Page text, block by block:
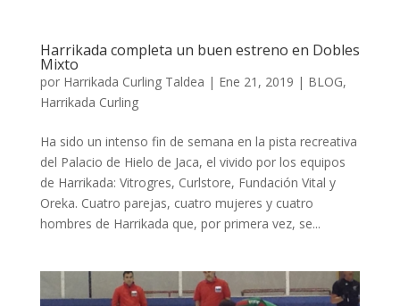
Harrikada completa un buen estreno en Dobles
Mixto
por Harrikada Curling Taldea | Ene 21, 2019 | BLOG,
Harrikada Curling
Ha sido un intenso fin de semana en la pista recreativa
del Palacio de Hielo de Jaca, el vivido por los equipos
de Harrikada: Vitrogres, Curlstore, Fundación Vital y
Oreka. Cuatro parejas, cuatro mujeres y cuatro
hombres de Harrikada que, por primera vez, se...